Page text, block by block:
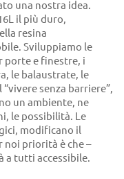
una nostra idea.
il più duro,
resina
Sviluppiamo le
porte e finestre, i
le balaustrate, le
senza barriere”,
un ambiente, ne
le possibilità. Le
modificano il
noi priorità è che –
a tutti accessibile.